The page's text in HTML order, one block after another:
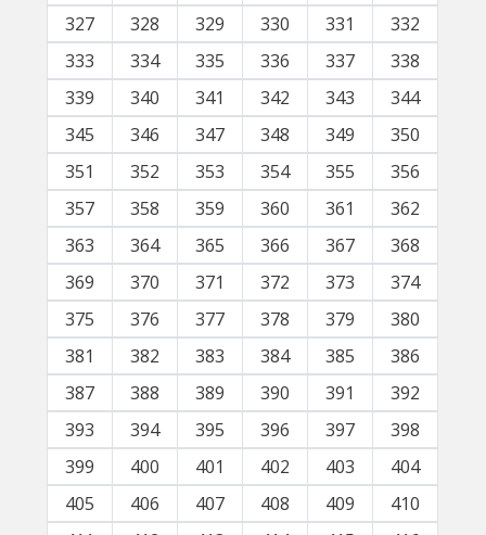
327
328 329 330 331
332
333
334 335 336 337
338
339
340 341 342 343
344
345
346 347 348 349
350
351
352 353 354 355
356
357
358 359 360 361
362
363
364 365 366 367
368
369
370 371 372 373
374
375
376 377 378 379
380
381
382 383 384 385
386
387
388 389 390 391
392
393
394 395 396 397
398
399
400 401 402 403
404
405
406 407 408 409
410